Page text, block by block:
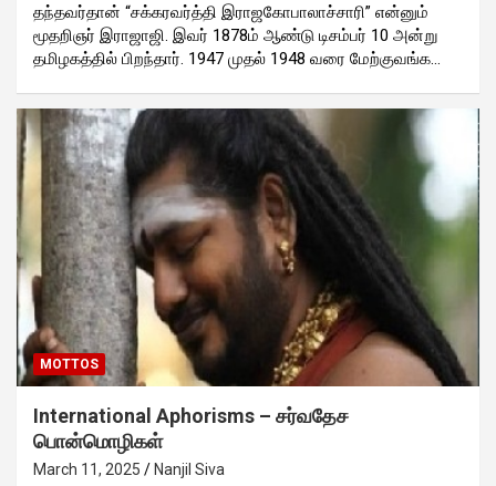
தந்தவர்தான் “சக்கரவர்த்தி இராஜகோபாலாச்சாரி” என்னும்
மூதறிஞர் இராஜாஜி. இவர் 1878ம் ஆண்டு டிசம்பர் 10 அன்று
தமிழகத்தில் பிறந்தார். 1947 முதல் 1948 வரை மேற்குவங்க…
MOTTOS
International Aphorisms – சர்வதேச
பொன்மொழிகள்
March 11, 2025 Nanjil Siva